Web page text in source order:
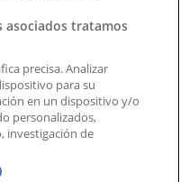
asociados tratamos
precisa. Analizar
para su
en un dispositivo y/o
personalizados,
investigación de